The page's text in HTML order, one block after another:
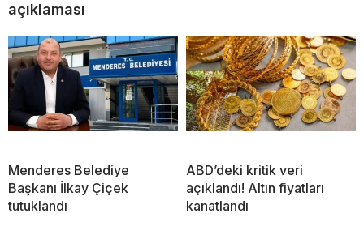
açıklaması
Menderes Belediye
Başkanı İlkay Çiçek
tutuklandı
ABD’deki kritik veri
açıklandı! Altın fiyatları
kanatlandı